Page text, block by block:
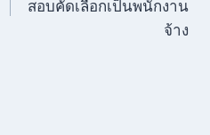
สอบคัดเลือกเป็นพนักงาน
จ้าง